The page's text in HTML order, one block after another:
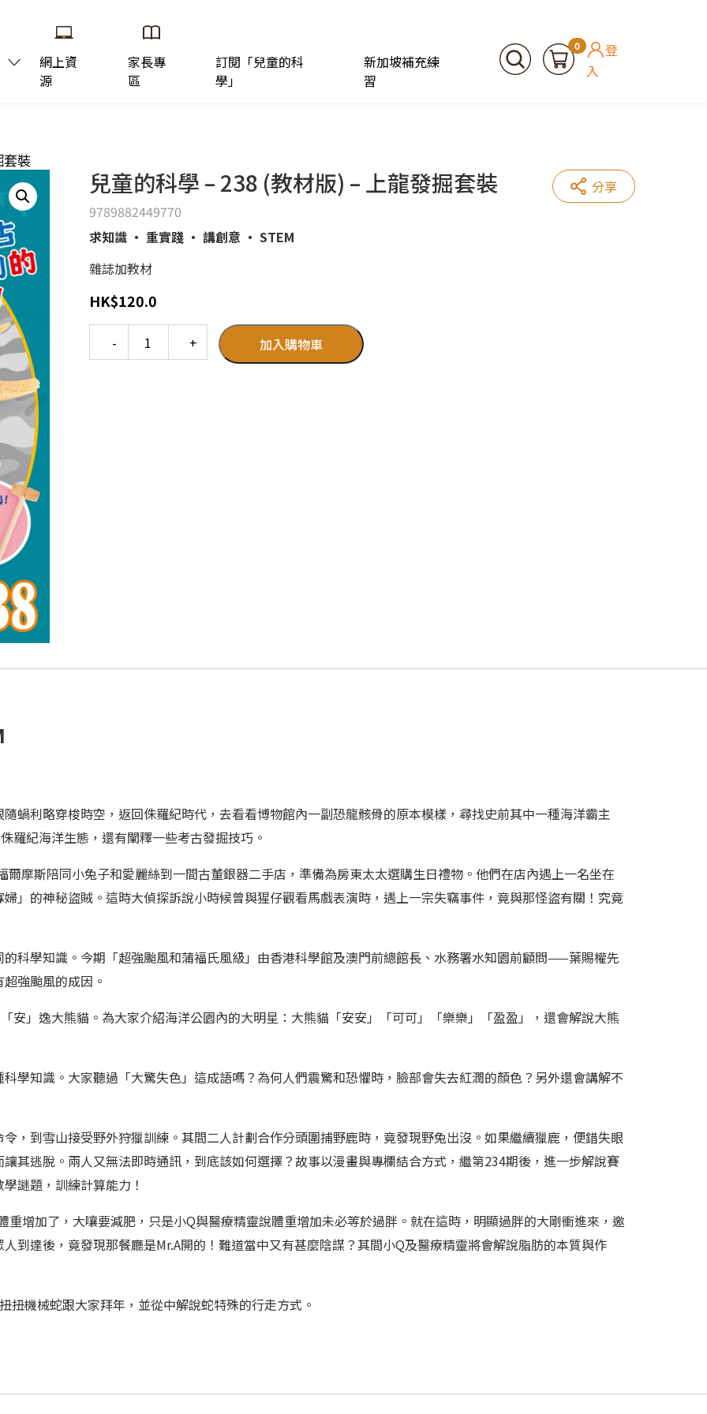
網上資
源
家長專
區
訂閱「兒童的科
學」
新加坡補充練
習
0
登
入
套裝
兒童的科學 – 238 (教材版) – 上龍發掘套裝
9789882449770
求知識 ‧ 重實踐 ‧ 講創意 ‧ STEM
雜誌加教材
HK$120.0
加入購物車
分享
蝸利略穿梭時空，返回侏羅紀時代，去看看博物館內一副恐龍骸骨的原本模樣，尋找史前其中一種海洋霸主
紀海洋生態，還有闡釋一些考古發掘技巧。
爾摩斯陪同小兔子和愛麗絲到一間古董銀器二手店，準備為房東太太選購生日禮物。他們在店內遇上一名坐在
」的神秘盜賊。這時大偵探訴說小時候曾與猩仔觀看馬戲表演時，遇上一宗失竊事件，竟與那怪盜有關！究竟
科學知識。今期「超強颱風和蒲福氏風級」由香港科學館及澳門前總館長、水務署水知園前顧問——葉賜權先
強颱風的成因。
」逸大熊貓。為大家介紹海洋公園內的大明星：大熊貓「安安」「可可」「樂樂」「盈盈」，還會解說大熊
學知識。大家聽過「大驚失色」這成語嗎？為何人們震驚和恐懼時，臉部會失去紅潤的顏色？另外還會講解不
，到雪山接受野外狩獵訓練。其間二人計劃合作分頭圍捕野鹿時，竟發現野兔出沒。如果繼續獵鹿，便錯失眼
其逃脫。兩人又無法即時通訊，到底該如何選擇？故事以漫畫與專欄結合方式，繼第234期後，進一步解說賽
謎題，訓練計算能力！
重增加了，大嚷要減肥，只是小Q與醫療精靈說體重增加未必等於過胖。就在這時，明顯過胖的大剛衝進來，邀
到達後，竟發現那餐廳是Mr.A開的！難道當中又有甚麼陰謀？其間小Q及醫療精靈將會解說脂肪的本質與作
扭機械蛇跟大家拜年，並從中解說蛇特殊的行走方式。